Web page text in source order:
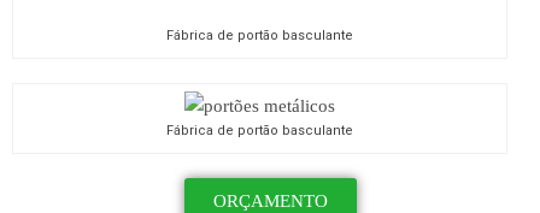
Fábrica de portão basculante
Fábrica de portão basculante
ORÇAMENTO